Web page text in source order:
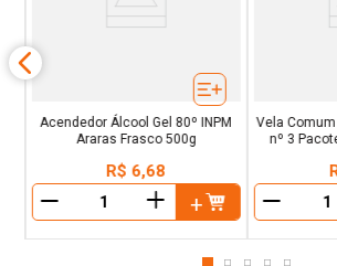
Acendedor Álcool Gel 80º INPM
Araras Frasco 500g
R$ 6,68
＋
Vela
nº 3